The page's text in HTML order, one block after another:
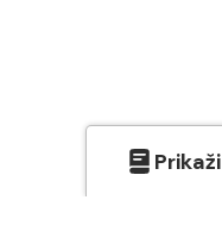
Prikaži